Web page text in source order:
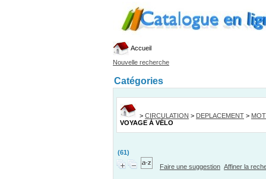
Accueil
Nouvelle recherche
Catégories
> CIRCULATION > DEPLACEMENT >
VOYAGE À VÉLO
(61)
Faire une suggestion Affiner la